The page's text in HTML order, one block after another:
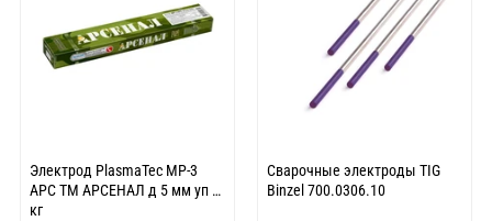
Электрод PlasmaTec МР-3
АРС TM АРСЕНАЛ д 5 мм уп 5
кг
Сварочные электроды TIG
Binzel 700.0306.10